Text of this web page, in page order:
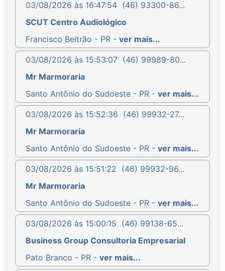
03/08/2026 às 16:47:54 (46) 93300-86...
SCUT Centro Audiológico
Francisco Beltrão - PR - ver mais...
03/08/2026 às 15:53:07 (46) 99989-80...
Mr Marmoraria
Santo Antônio do Sudoeste - PR - ver mais...
03/08/2026 às 15:52:36 (46) 99932-27...
Mr Marmoraria
Santo Antônio do Sudoeste - PR - ver mais...
03/08/2026 às 15:51:22 (46) 99932-96...
Mr Marmoraria
Santo Antônio do Sudoeste - PR - ver mais...
03/08/2026 às 15:00:15 (46) 99138-65...
Business Group Consultoria Empresarial
Pato Branco - PR - ver mais...